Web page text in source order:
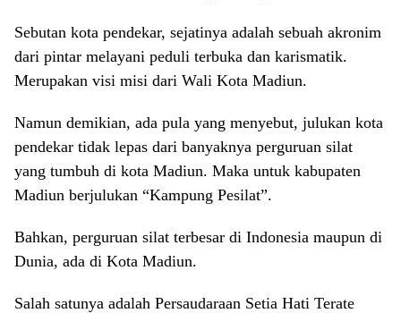
Sebutan kota pendekar, sejatinya adalah sebuah akronim
dari pintar melayani peduli terbuka dan karismatik.
Merupakan visi misi dari Wali Kota Madiun.
Namun demikian, ada pula yang menyebut, julukan kota
pendekar tidak lepas dari banyaknya perguruan silat
yang tumbuh di kota Madiun. Maka untuk kabupaten
Madiun berjulukan “Kampung Pesilat”.
Bahkan, perguruan silat terbesar di Indonesia maupun di
Dunia, ada di Kota Madiun.
Salah satunya adalah Persaudaraan Setia Hati Terate